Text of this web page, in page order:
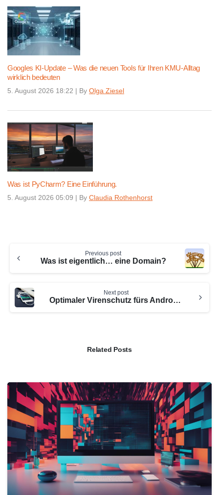
Googles KI-Update – Was die neuen Tools für Ihren KMU-Alltag
wirklich bedeuten
5. August 2026 18:22 | By Olga Ziesel
Was ist PyCharm? Eine Einführung.
5. August 2026 05:09 | By Claudia Rothenhorst
Reading
Previous post
Was ist eigentlich… eine Domain?
Next post
Optimaler Virenschutz fürs Android Smartphone
Related Posts
0